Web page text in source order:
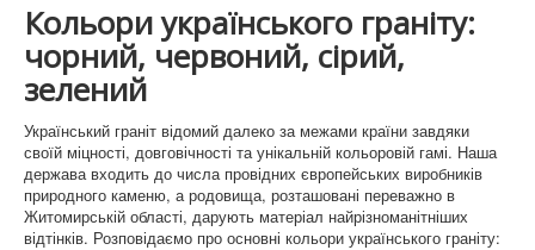
Памятники Біла церква
Памятники Буча
Памятники Ірпінь
Памятники Гостомель
Памятнки Нові Петрівці
Памятники Ворзель
Кольори українського граніту:
чорний, червоний, сірий,
зелений
Український граніт відомий далеко за межами країни завдяки
своїй міцності, довговічності та унікальній кольоровій гамі. Наша
держава входить до числа провідних європейських виробників
природного каменю, а родовища, розташовані переважно в
Житомирській області, дарують матеріал найрізноманітніших
відтінків. Розповідаємо про основні кольори українського граніту: